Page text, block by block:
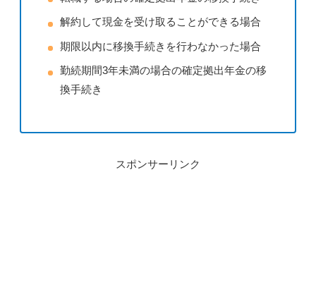
解約して現金を受け取ることができる場合
期限以内に移換手続きを行わなかった場合
勤続期間3年未満の場合の確定拠出年金の移
換手続き
スポンサーリンク